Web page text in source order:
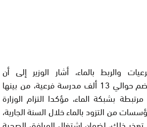
والربط بالماء، أشار الوزير إلى أن
المنظومة التعليمية تضم حوالي 13 ألف مدرسة فرعية، من بينها
مرتبطة بشبكة الماء، مؤكدا التزام الوزارة
من التزود بالماء خلال السنة الجارية،